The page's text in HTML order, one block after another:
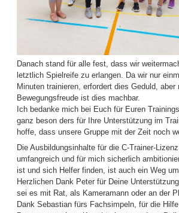
Danach stand für alle fest, dass wir
letztlich Spielreife zu erlangen. Da wir nur
Minuten trainieren, erfordert dies Geduld, aber
Bewegungsfreude ist dies machbar.
Ich bedanke mich bei Euch für Euren
ganz beson ders für Ihre Unterstützung im
hoffe, dass unsere Gruppe mit der Zeit noch
Die Ausbildungsinhalte für die C-Trainer-
umfangreich und für mich sicherlich
ist und sich Helfer finden, ist auch ein Weg
Herzlichen Dank Peter für Deine
sei es mit Rat, als Kameramann oder an der
Dank Sebastian fürs Fachsimpeln, für die